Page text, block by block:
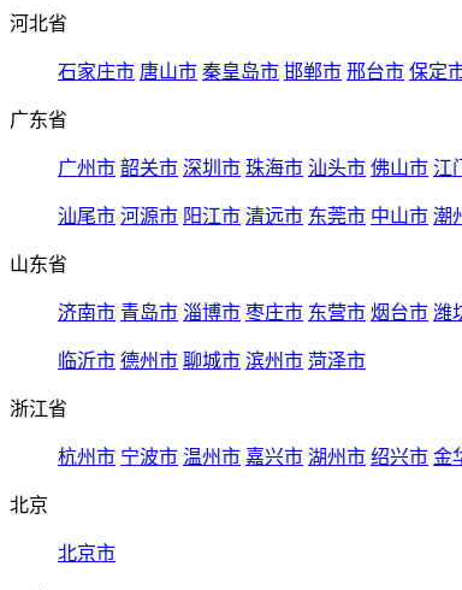
河北省
石家庄市 唐山市 秦皇岛市 邯郸市 邢台市 保定
广东省
广州市 韶关市 深圳市 珠海市 汕头市 佛山市 江
汕尾市 河源市 阳江市 清远市 东莞市 中山市 潮
山东省
济南市 青岛市 淄博市 枣庄市 东营市 烟台市 潍
临沂市 德州市 聊城市 滨州市 菏泽市
浙江省
杭州市 宁波市 温州市 嘉兴市 湖州市 绍兴市 金
北京
北京市